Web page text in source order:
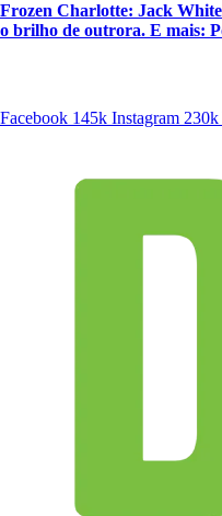
Frozen Charlotte: Jack
o brilho de outrora. E mais:
Facebook 145k Instagram 230k